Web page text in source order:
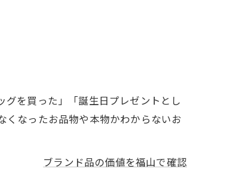
を買った」「誕生日プレゼントとし
くなったお品物や本物かわからないお
ブランド品の価値を福山で確認